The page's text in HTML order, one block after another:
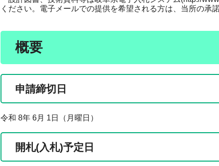
ください。電子メールでの提供を希望される方は、当所の承
概要
申請締切日
令和 8年 6月 1日（月曜日）
開札(入札)予定日